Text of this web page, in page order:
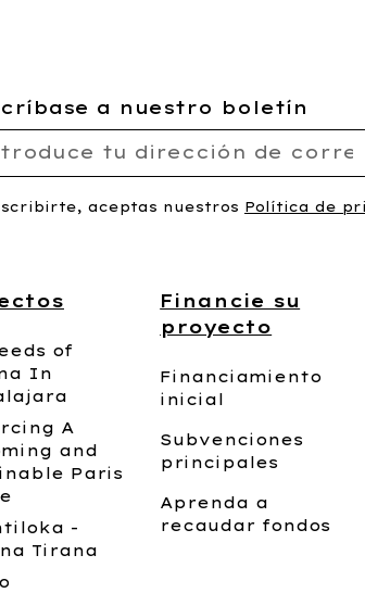
a nuestro boletín
aceptas nuestros Política de
of
In
A
and
Paris
-
Tirana
Financie su
proyecto
Financiamiento
inicial
Subvenciones
principales
Aprenda a
recaudar fondos